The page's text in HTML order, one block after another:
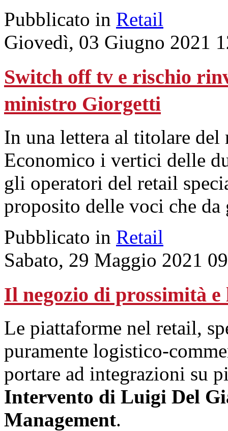
Pubblicato in Retail
Giovedì, 03 Giugno 2021
Switch off tv e rischio
ministro Giorgetti
In una lettera al titolare
Economico i vertici delle
gli operatori del retail
proposito delle voci che
Pubblicato in Retail
Sabato, 29 Maggio 2021
Il negozio di prossimità e
Le piattaforme nel retail,
puramente logistico-
portare ad integrazioni su
Intervento di Luigi Del
Management.